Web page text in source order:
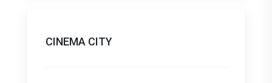
CINEMA CITY